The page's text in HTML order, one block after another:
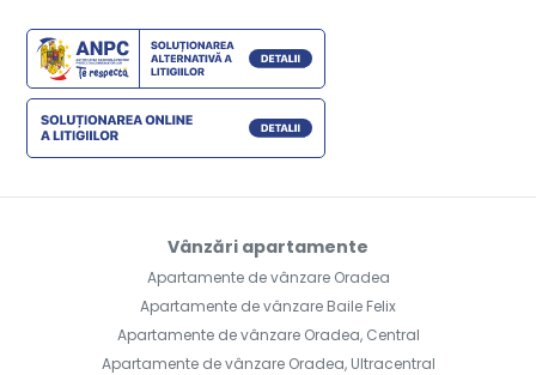
Vânzări apartamente
Apartamente de vânzare Oradea
Apartamente de vânzare Baile Felix
Apartamente de vânzare Oradea, Central
Apartamente de vânzare Oradea, Ultracentral